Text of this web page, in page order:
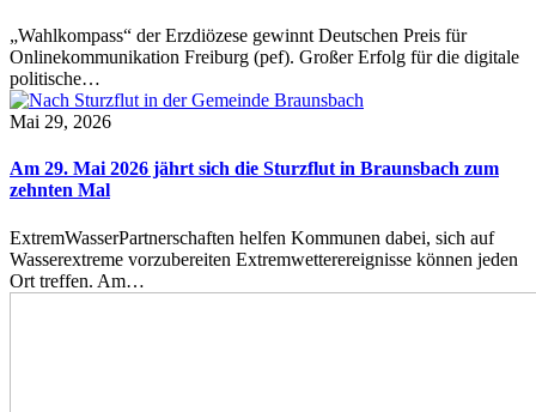
„Wahlkompass“ der Erzdiözese gewinnt Deutschen Preis für
Onlinekommunikation Freiburg (pef). Großer Erfolg für die digitale
politische…
Mai 29, 2026
Am 29. Mai 2026 jährt sich die Sturzflut in Braunsbach zum
zehnten Mal
ExtremWasserPartnerschaften helfen Kommunen dabei, sich auf
Wasserextreme vorzubereiten Extremwetterereignisse können jeden
Ort treffen. Am…